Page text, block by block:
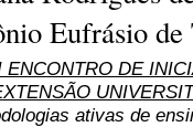
Eufrásio
DE
ativas de